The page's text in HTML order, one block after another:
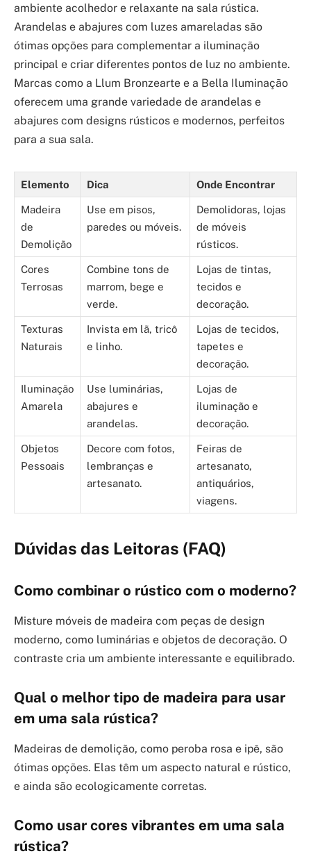
ambiente acolhedor e relaxante na sala rústica.
Arandelas e abajures com luzes amareladas são
ótimas opções para complementar a iluminação
principal e criar diferentes pontos de luz no ambiente.
Marcas como a Llum Bronzearte e a Bella Iluminação
oferecem uma grande variedade de arandelas e
abajures com designs rústicos e modernos, perfeitos
para a sua sala.
Elemento Dica Onde Encontrar
Madeira
de
Demolição
Use em pisos,
paredes ou móveis.
Demolidoras, lojas
de móveis
rústicos.
Cores
Terrosas
Combine tons de
marrom, bege e
verde.
Lojas de tintas,
tecidos e
decoração.
Texturas
Naturais
Invista em lã, tricô
e linho.
Lojas de tecidos,
tapetes e
decoração.
Iluminação
Amarela
Use luminárias,
abajures e
arandelas.
Lojas de
iluminação e
decoração.
Objetos
Pessoais
Decore com fotos,
lembranças e
artesanato.
Feiras de
artesanato,
antiquários,
viagens.
Dúvidas das Leitoras (FAQ)
Como combinar o rústico com o moderno?
Misture móveis de madeira com peças de design
moderno, como luminárias e objetos de decoração. O
contraste cria um ambiente interessante e equilibrado.
Qual o melhor tipo de madeira para usar
em uma sala rústica?
Madeiras de demolição, como peroba rosa e ipê, são
ótimas opções. Elas têm um aspecto natural e rústico,
e ainda são ecologicamente corretas.
Como usar cores vibrantes em uma sala
rústica?